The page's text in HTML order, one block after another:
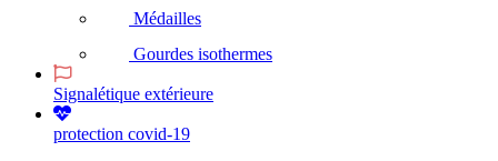
Médailles
Gourdes isothermes
Signalétique extérieure
protection covid-19